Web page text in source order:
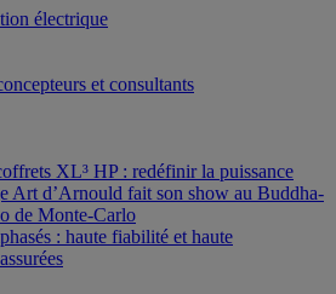
électrique
et consultants
XL³ HP : redéfinir la puissance
Art d’Arnould fait son show au Buddha-
de Monte-Carlo
: haute fiabilité et haute